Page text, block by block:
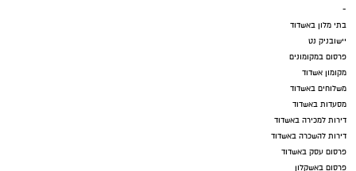
-
בתי מלון באשדוד
יישובניק נט
פרסום במקומונים
מקומון אשדוד
משלוחים באשדוד
מסעדות באשדוד
דירות למכירה באשדוד
דירות להשכרה באשדוד
פרסום עסק באשדוד
פרסום באשקלון